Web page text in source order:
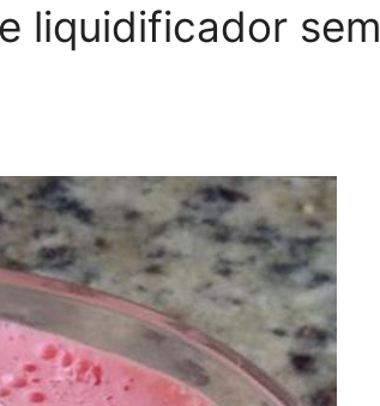
liquidificador sem